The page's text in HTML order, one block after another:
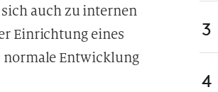
auch zu internen
Einrichtung eines
normale Entwicklung
3
4